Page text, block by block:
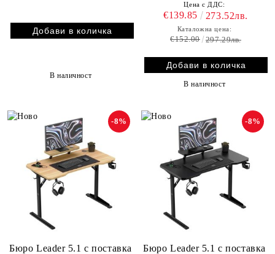
В наличност
Цена с ДДС:
€139.85 273.52лв.
Каталожна цена:
€152.00 297.29лв.
В наличност
Бюро Leader 5.1 с поставка
-8%
Бюро Leader 5.1 с поставка
-8%